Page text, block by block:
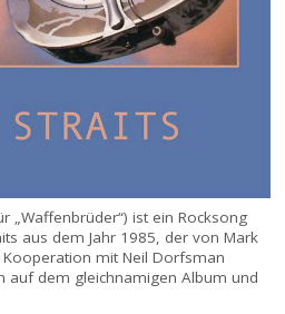
„Waffenbrüder“) ist ein Rocksong
aus dem Jahr 1985, der von Mark
mit Neil Dorfsman
auf dem gleichnamigen Album und